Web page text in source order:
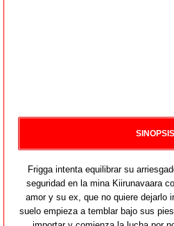
SINOPSIS
Frigga intenta equilibrar su
seguridad en la mina Kiirunavaara
amor y su ex, que no quiere dejarlo
suelo empieza a temblar bajo sus